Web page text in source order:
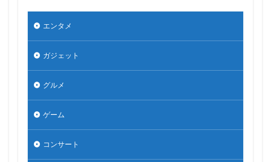
エンタメ
ガジェット
グルメ
ゲーム
コンサート